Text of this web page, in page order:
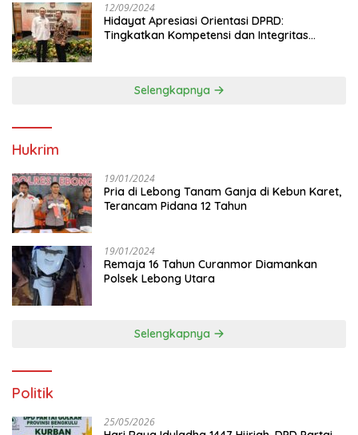
12/09/2024
Hidayat Apresiasi Orientasi DPRD:
Tingkatkan Kompetensi dan Integritas
Selengkapnya
Hukrim
19/01/2024
Pria di Lebong Tanam Ganja di Kebun Karet,
Terancam Pidana 12 Tahun
19/01/2024
Remaja 16 Tahun Curanmor Diamankan
Polsek Lebong Utara
Selengkapnya
Politik
25/05/2026